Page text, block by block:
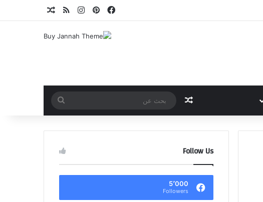
فيسبوكبينتيريستانستقرامملخص الموقع RSS
مقال عشوائي
مقال عشوائي
بحث
عن
Follow Us
5٬000
Followers